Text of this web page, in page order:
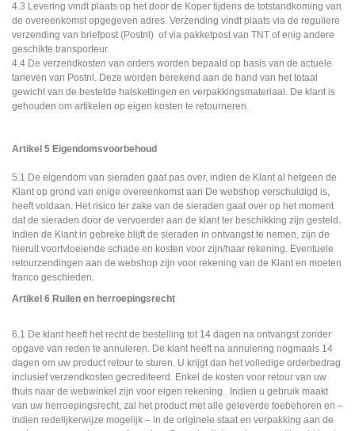
4.3 Levering vindt plaats op het door de Koper tijdens de totstandkoming van
de overeenkomst opgegeven adres. Verzending vindt plaats via de reguliere
verzending van briefpost (Postnl) of via pakketpost van TNT of enig andere
geschikte transporteur.
4.4 De verzendkosten van orders worden bepaald op basis van de actuele
tarieven van Postnl. Deze worden berekend aan de hand van het totaal
gewicht van de bestelde halskettingen en verpakkingsmateriaal. De klant is
gehouden om artikelen op eigen kosten te retourneren.
Artikel 5 Eigendomsvoorbehoud
5.1 De eigendom van sieraden gaat pas over, indien de Klant al hetgeen de
Klant op grond van enige overeenkomst aan De webshop verschuldigd is,
heeft voldaan. Het risico ter zake van de sieraden gaat over op het moment
dat de sieraden door de vervoerder aan de klant ter beschikking zijn gesteld.
Indien de Klant in gebreke blijft de sieraden in ontvangst te nemen, zijn de
hieruit voortvloeiende schade en kosten voor zijn/haar rekening. Eventuele
retourzendingen aan de webshop zijn voor rekening van de Klant en moeten
franco geschieden.
Artikel 6 Ruilen en herroepingsrecht
6.1 De klant heeft het recht de bestelling tot 14 dagen na ontvangst zonder
opgave van reden te annuleren. De klant heeft na annulering nogmaals 14
dagen om uw product retour te sturen. U krijgt dan het volledige orderbedrag
inclusief verzendkosten gecrediteerd. Enkel de kosten voor retour van uw
thuis naar de webwinkel zijn voor eigen rekening. Indien u gebruik maakt
van uw herroepingsrecht, zal het product met alle geleverde toebehoren en –
indien redelijkerwijze mogelijk – in de originele staat en verpakking aan de